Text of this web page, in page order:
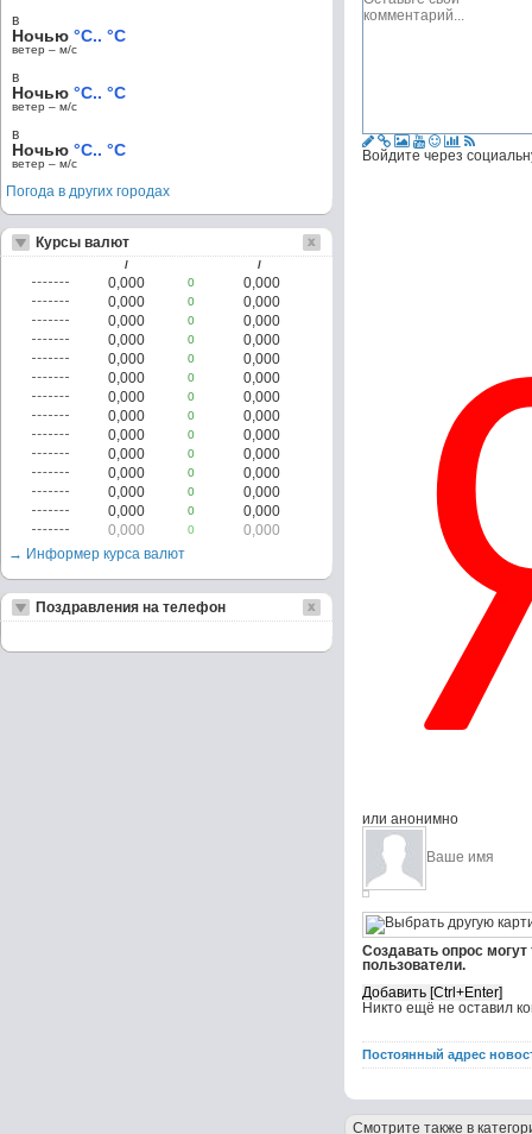
Войдите через
или анонимно
Создавать опрос
пользователи.
Никто ещё не оставил
Постоянный адрес
Смотрите также в
в
Ночью °C.. °C
ветер – м/c
в
Ночью °C.. °C
ветер – м/c
в
Ночью °C.. °C
ветер – м/c
Погода в других городах
Курсы валют
/ /
0,000 0
0,000
0,000
0
0,000
0,000
0
0,000
0,000
0
0,000
0,000
0
0,000
0,000
0
0,000
0,000
0
0,000
0,000
0
0,000
0,000
0
0,000
0,000
0
0,000
0,000
0
0,000
0,000
0
0,000
0,000
0
0,000
0,000
0
0,000
→ Информер курса валют
Поздравления на телефон